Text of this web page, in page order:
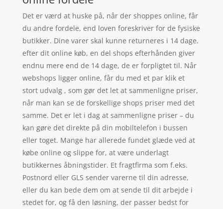
Det er værd at huske på, når der shoppes online, får
du andre fordele, end loven foreskriver for de fysiske
butikker. Dine varer skal kunne returneres i 14 dage.
efter dit online køb, en del shops efterhånden giver
endnu mere end de 14 dage, de er forpligtet til. Når
webshops ligger online, får du med et par klik et
stort udvalg , som gør det let at sammenligne priser,
når man kan se de forskellige shops priser med det
samme. Det er let i dag at sammenligne priser – du
kan gøre det direkte på din mobiltelefon i bussen
eller toget. Mange har allerede fundet glæde ved at
købe online og slippe for, at være underlagt
butikkernes åbningstider. Et fragtfirma som f.eks.
Postnord eller GLS sender varerne til din adresse,
eller du kan bede dem om at sende til dit arbejde i
stedet for, og få den løsning, der passer bedst for